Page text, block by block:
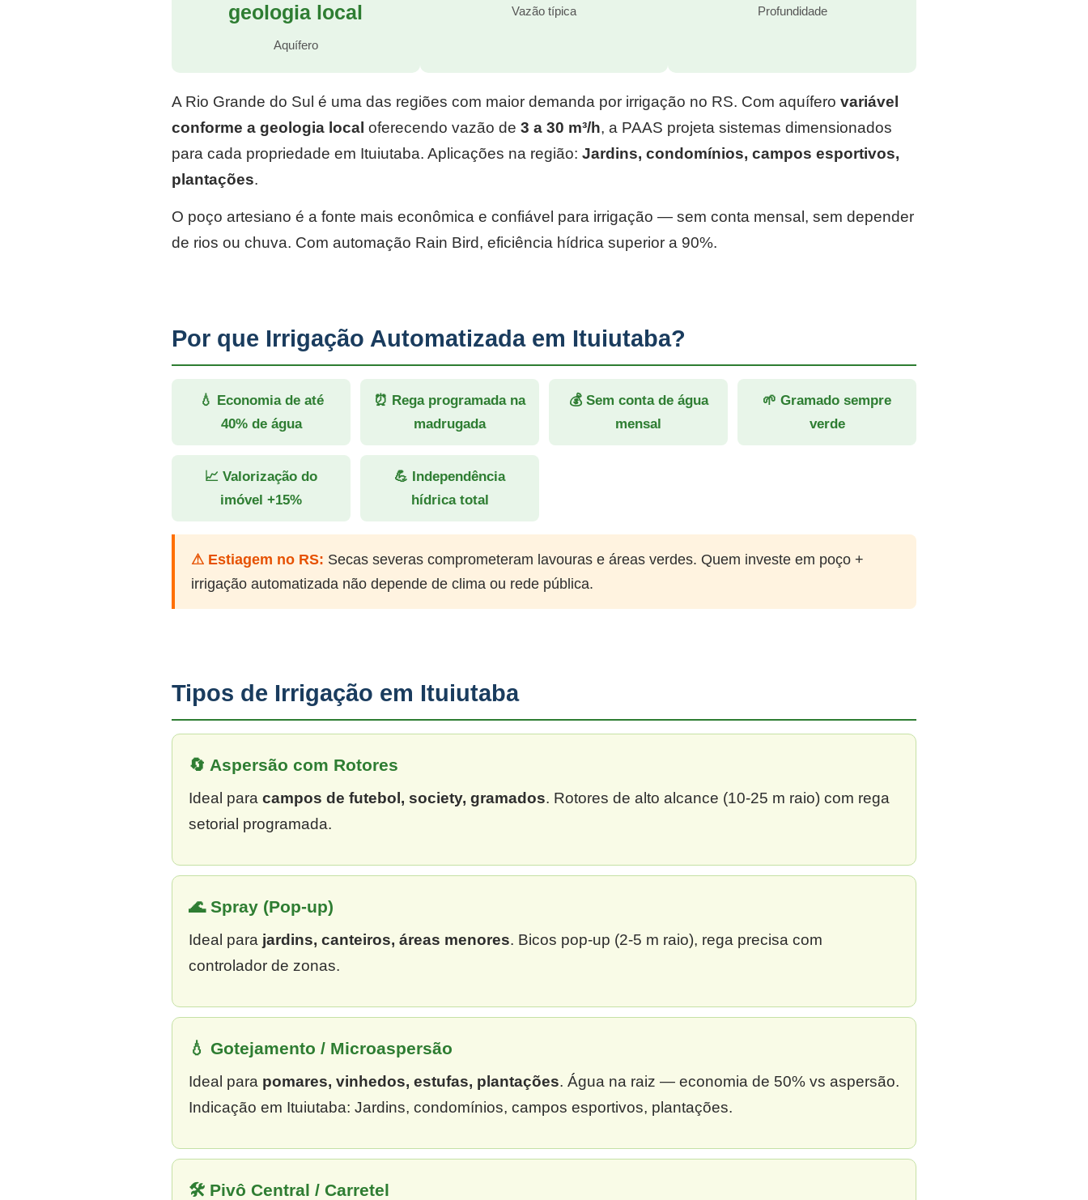
geologia local
Aquífero
Vazão típica Profundidade
A Rio Grande do Sul é uma das regiões com maior demanda por irrigação no RS. Com aquífero variável
conforme a geologia local oferecendo vazão de 3 a 30 m³/h, a PAAS projeta sistemas dimensionados
para cada propriedade em Ituiutaba. Aplicações na região: Jardins, condomínios, campos esportivos,
plantações.
O poço artesiano é a fonte mais econômica e confiável para irrigação — sem conta mensal, sem depender
de rios ou chuva. Com automação Rain Bird, eficiência hídrica superior a 90%.
Por que Irrigação Automatizada em Ituiutaba?
💧 Economia de até
40% de água
⏰ Rega programada na
madrugada
💰 Sem conta de água
mensal
🌱 Gramado sempre
verde
📈 Valorização do
imóvel +15%
💪 Independência
hídrica total
⚠ Estiagem no RS: Secas severas comprometeram lavouras e áreas verdes. Quem investe em poço +
irrigação automatizada não depende de clima ou rede pública.
Tipos de Irrigação em Ituiutaba
🔄 Aspersão com Rotores
Ideal para campos de futebol, society, gramados. Rotores de alto alcance (10-25 m raio) com rega
setorial programada.
🌊 Spray (Pop-up)
Ideal para jardins, canteiros, áreas menores. Bicos pop-up (2-5 m raio), rega precisa com
controlador de zonas.
💧 Gotejamento / Microaspersão
Ideal para pomares, vinhedos, estufas, plantações. Água na raiz — economia de 50% vs aspersão.
Indicação em Ituiutaba: Jardins, condomínios, campos esportivos, plantações.
🛠 Pivô Central / Carretel